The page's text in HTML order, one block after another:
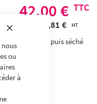
ou
à
42,00 €
39,81 €
d'épices, puis séché
familiale